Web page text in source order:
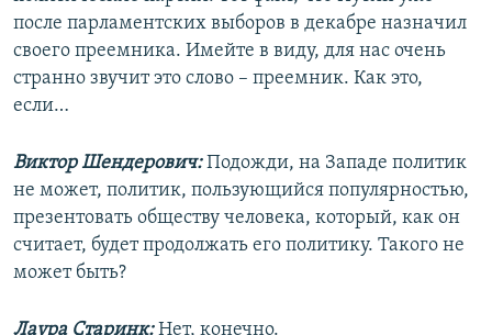
после парламентских выборов в декабре назначил
своего преемника. Имейте в виду, для нас очень
странно звучит это слово – преемник. Как это,
если…
Виктор Шендерович:Подожди, на Западе политик
не может, политик, пользующийся популярностью,
презентовать обществу человека, который, как он
считает, будет продолжать его политику. Такого не
может быть?
Лаура Старинк:Нет, конечно.